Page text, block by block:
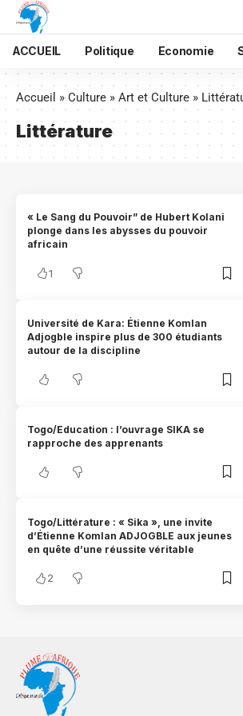
ACCUEIL Politique Economie
Accueil »Culture » Art et Culture »
Littérature
« Le Sang du Pouvoir” de Hubert Kolani
plonge dans les abysses du pouvoir
africain
1
Université de Kara: Étienne Komlan
Adjogble inspire plus de 300 étudiants
autour de la discipline
Togo/Education : l’ouvrage SIKA se
rapproche des apprenants
Togo/Littérature : « Sika », une invite
d’Étienne Komlan ADJOGBLE aux jeunes
en quête d’une réussite véritable
2